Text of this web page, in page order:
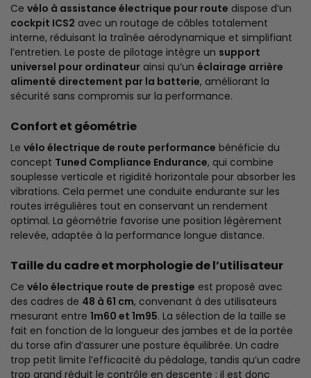
Ce vélo à assistance électrique pour route dispose d’un
cockpit ICS2 avec un routage de câbles totalement
interne, réduisant la traînée aérodynamique et simplifiant
l’entretien. Le poste de pilotage intègre un support
universel pour ordinateur ainsi qu’un éclairage arrière
alimenté directement par la batterie, améliorant la
sécurité sans compromis sur la performance.
Confort et géométrie
Le vélo électrique de route performance bénéficie du
concept Tuned Compliance Endurance, qui combine
souplesse verticale et rigidité horizontale pour absorber les
vibrations. Cela permet une conduite endurante sur les
routes irrégulières tout en conservant un rendement
optimal. La géométrie favorise une position légèrement
relevée, adaptée à la performance longue distance.
Taille du cadre et morphologie de l’utilisateur
Ce vélo électrique route de prestige est proposé avec
des cadres de 48 à 61 cm, convenant à des utilisateurs
mesurant entre 1m60 et 1m95. La sélection de la taille se
fait en fonction de la longueur des jambes et de la portée
du torse afin d’assurer une posture équilibrée. Un cadre
trop petit limite l’efficacité du pédalage, tandis qu’un cadre
trop grand réduit le contrôle en descente ; il est donc